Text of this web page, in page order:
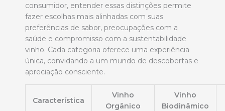
consumidor, entender essas distinções permite
fazer escolhas mais alinhadas com suas
preferências de sabor, preocupações com a
saúde e compromisso com a sustentabilidade
vinho. Cada categoria oferece uma experiência
única, convidando a um mundo de descobertas e
apreciação consciente.
Característica
Vinho
Orgânico
Vinho
Biodinâmico